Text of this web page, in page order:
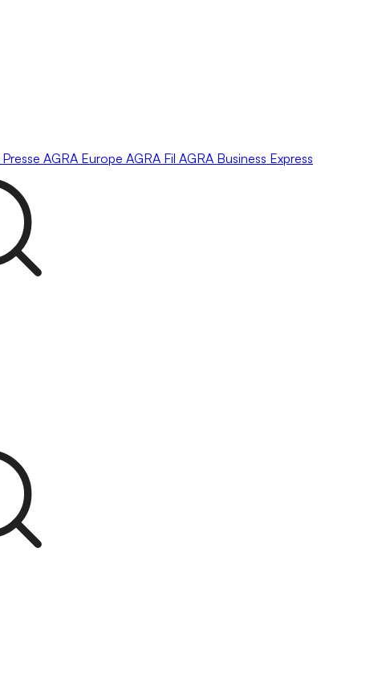
Presse AGRA Europe AGRA Fil AGRA Business Express